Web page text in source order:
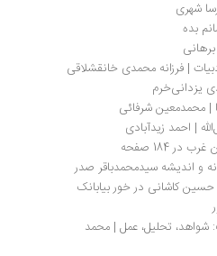
شهری
| فرزانه محمدی خانقشلاقی
یزدانی‌خرم
| محمدمعین شرفائی
| احمد زیدآبادی
184 صفحه
و اندیشه سیدمحمدباقر صدر
کاشانی در خور بیابانک